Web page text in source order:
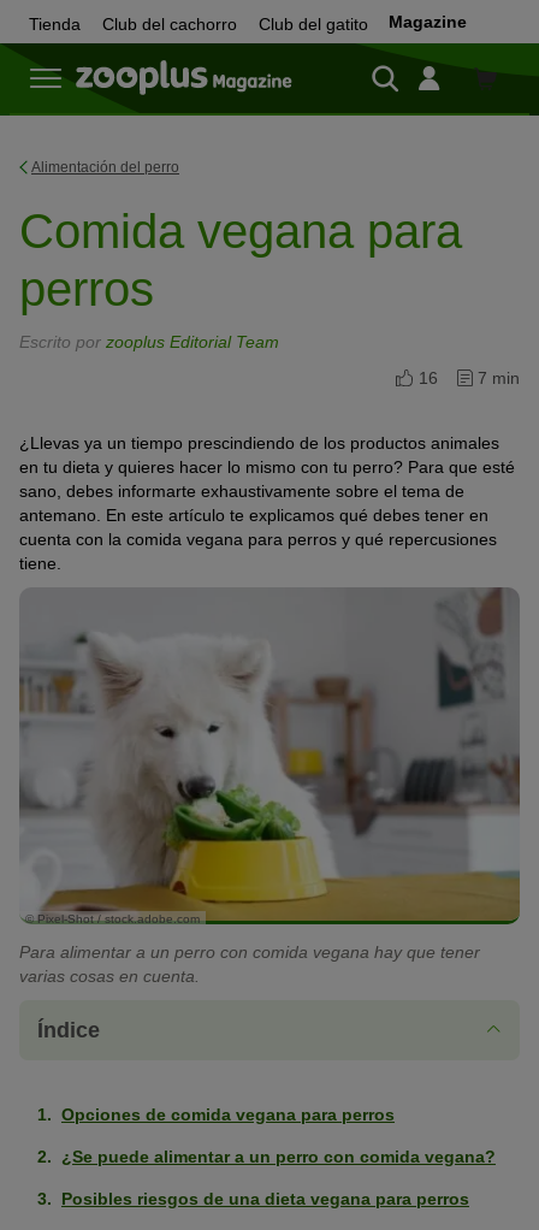
Tienda Club del cachorro Club del gatito Magazine
Tienda
Alimentación del perro
Comida vegana para
perros
Escrito por zooplus Editorial Team
16
7 min
¿Llevas ya un tiempo prescindiendo de los productos animales
en tu dieta y quieres hacer lo mismo con tu perro? Para que esté
sano, debes informarte exhaustivamente sobre el tema de
antemano. En este artículo te explicamos qué debes tener en
cuenta con la comida vegana para perros y qué repercusiones
tiene.
© Pixel-Shot / stock.adobe.com
Para alimentar a un perro con comida vegana hay que tener
varias cosas en cuenta.
Índice
Opciones de comida vegana para perros
¿Se puede alimentar a un perro con comida vegana?
Posibles riesgos de una dieta vegana para perros